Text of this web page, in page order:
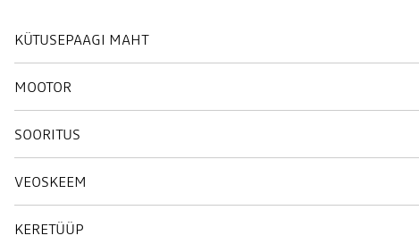
KÜTUSEPAAGI MAHT
MOOTOR
SOORITUS
VEOSKEEM
KERETÜÜP